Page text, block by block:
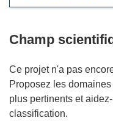
Champ
Ce projet n'a pas
Proposez les
plus pertinents et
classification.